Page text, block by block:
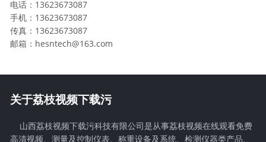
电话：13623673087
手机：13623673087
传真：13623673087
邮箱：hesntech@163.com
关于荔枝视频下载污
山西荔枝视频下载污科技有限公司是从事荔枝视频在线观看免费
高清视频、测量及控制仪表、称重设备及系统、检测仪器类产品、